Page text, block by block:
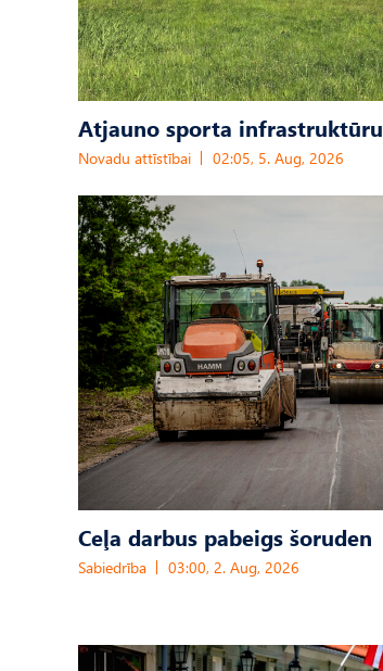
Atjauno sporta infrastruktūru
Novadu attīstībai 02:05, 5. Aug, 2026
Ceļa darbus pabeigs šoruden
Sabiedrība 03:00, 2. Aug, 2026